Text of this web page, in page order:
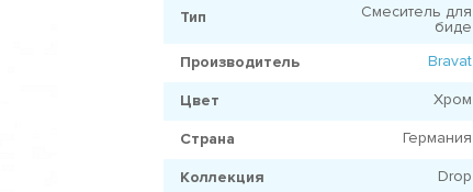
Тип
Смеситель для
биде
Производитель
Bravat
Цвет Хром
Страна Германия
Коллекция Drop